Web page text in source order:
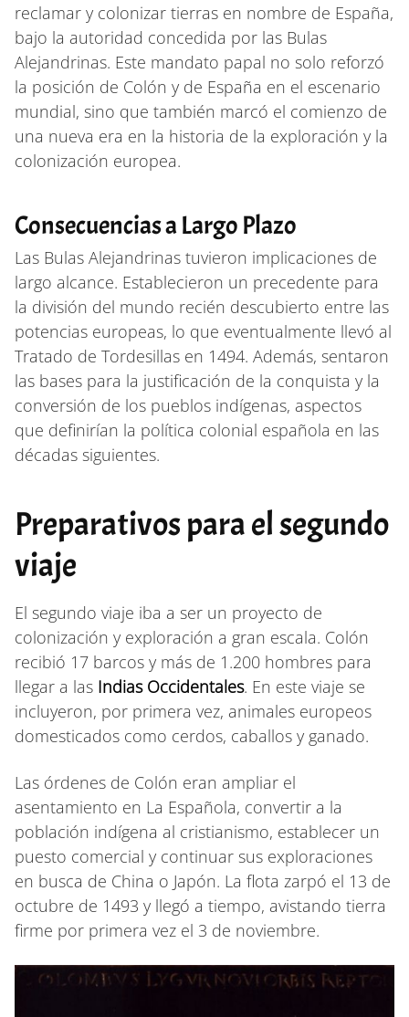
reclamar y colonizar tierras en nombre de España,
bajo la autoridad concedida por las Bulas
Alejandrinas. Este mandato papal no solo reforzó
la posición de Colón y de España en el escenario
mundial, sino que también marcó el comienzo de
una nueva era en la historia de la exploración y la
colonización europea.
Consecuencias a Largo Plazo
Las Bulas Alejandrinas tuvieron implicaciones de
largo alcance. Establecieron un precedente para
la división del mundo recién descubierto entre las
potencias europeas, lo que eventualmente llevó al
Tratado de Tordesillas en 1494. Además, sentaron
las bases para la justificación de la conquista y la
conversión de los pueblos indígenas, aspectos
que definirían la política colonial española en las
décadas siguientes.
Preparativos para el segundo
viaje
El segundo viaje iba a ser un proyecto de
colonización y exploración a gran escala. Colón
recibió 17 barcos y más de 1.200 hombres para
llegar a las Indias Occidentales. En este viaje se
incluyeron, por primera vez, animales europeos
domesticados como cerdos, caballos y ganado.
Las órdenes de Colón eran ampliar el
asentamiento en La Española, convertir a la
población indígena al cristianismo, establecer un
puesto comercial y continuar sus exploraciones
en busca de China o Japón. La flota zarpó el 13 de
octubre de 1493 y llegó a tiempo, avistando tierra
firme por primera vez el 3 de noviembre.